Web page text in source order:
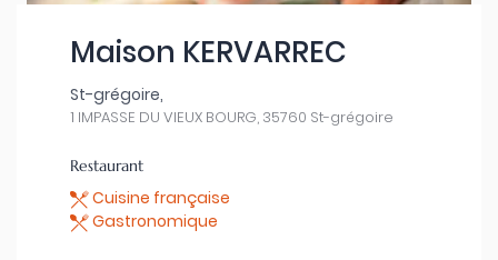
Maison KERVARREC
St-grégoire,
1 IMPASSE DU VIEUX BOURG, 35760 St-grégoire
Restaurant
Cuisine française
Gastronomique